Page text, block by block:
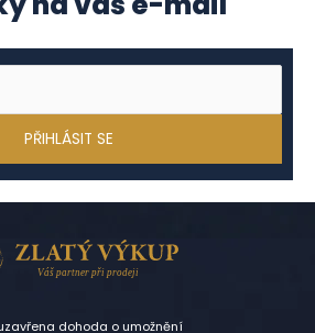
dohoda o umožnění